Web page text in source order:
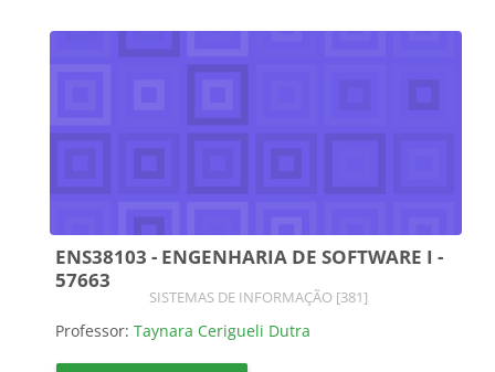
ENS38103 - ENGENHARIA DE SOFTWARE I -
57663
Categoria do curso
SISTEMAS DE INFORMAÇÃO [381]
Professor: Taynara Cerigueli Dutra